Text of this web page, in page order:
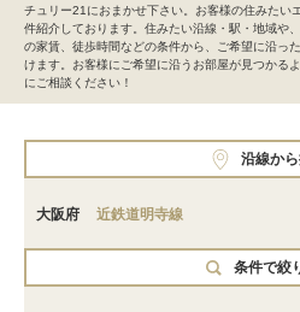
チュリー21におまかせ下さい。お客様の住みたい
件紹介しております。住みたい沿線・駅・地域や
の家賃、徒歩時間などの条件から、ご希望に沿っ
けます。お客様にご希望に沿うお部屋が見つかる
にご相談ください！
沿線か
大阪府 近鉄道明寺線
条件で絞